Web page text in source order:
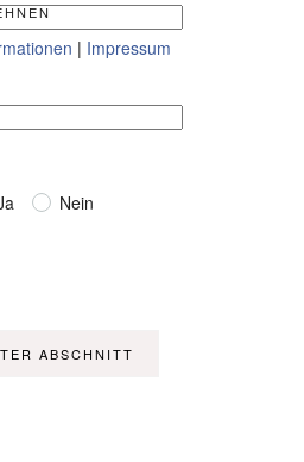
Nein
| Impressum